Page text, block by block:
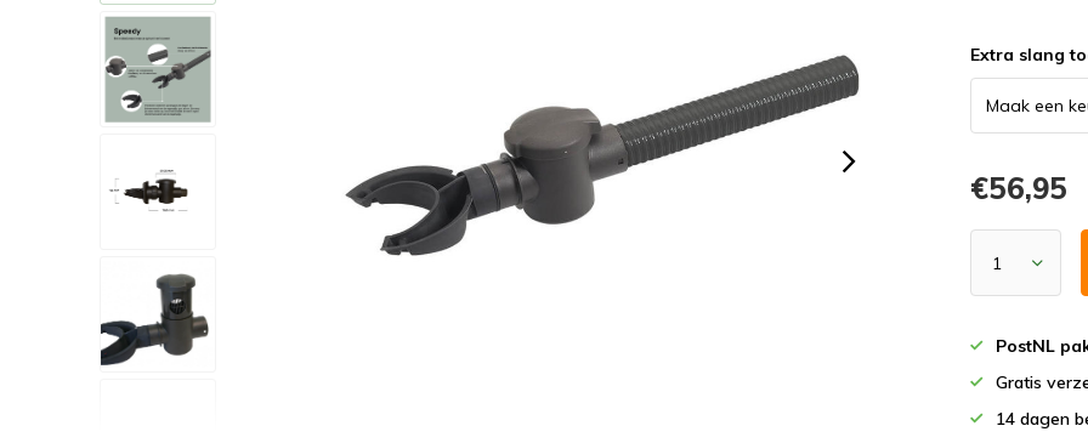
Extra slang
€56,95
PostNL
Gratis
14 dagen